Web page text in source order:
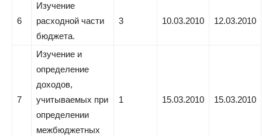
6
Изучение
расходной части
бюджета.
3 10.03.2010 12.03.2010
7
Изучение и
определение
доходов,
учитываемых при
определении
межбюджетных
1 15.03.2010 15.03.2010